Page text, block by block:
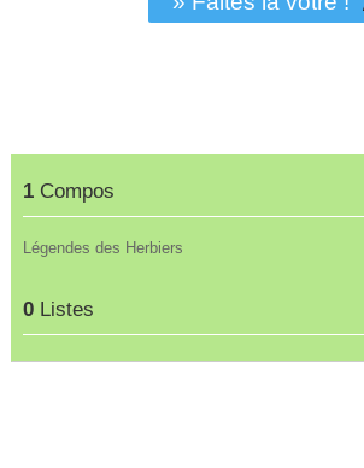
1Compos
Légendes des Herbiers
0Listes